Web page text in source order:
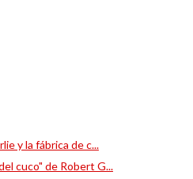
y la fábrica de c...
cuco" de Robert G...